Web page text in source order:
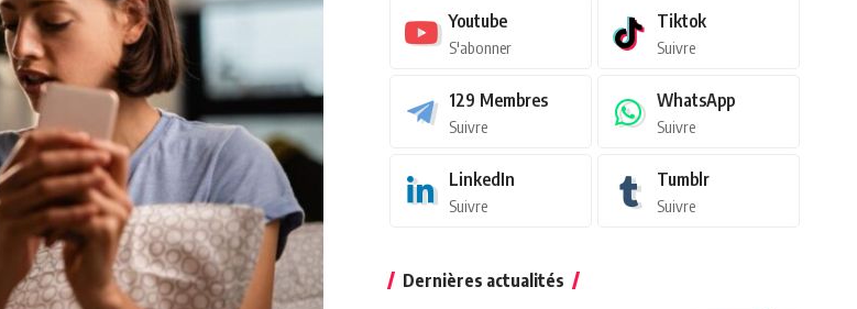
Youtube
S'abonner
Tiktok
Suivre
129 Membres
Suivre
WhatsApp
Suivre
LinkedIn
Suivre
Tumblr
Suivre
Dernières actualités